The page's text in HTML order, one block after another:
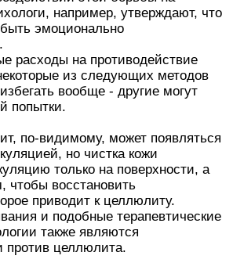
например, утверждают, что
эмоционально
расходы на противодействие
из следующих методов
вообще - другие могут
попытки.
по-видимому, может появляться
но чистка кожи
только на поверхности, а
чтобы восстановить
приводит к целлюлиту.
и подобные терапевтические
также являются
целлюлита.